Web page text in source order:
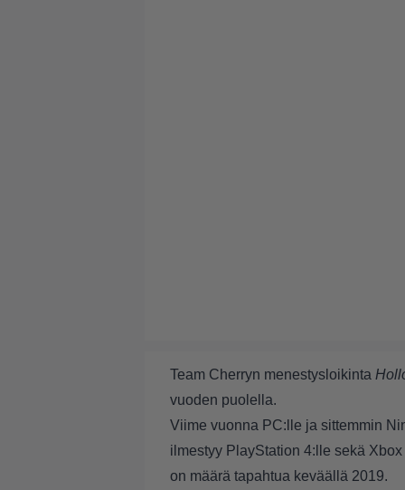
Team Cherryn menestysloikinta
vuoden puolella.
Viime vuonna PC:lle ja sittemmin
ilmestyy PlayStation 4:lle sekä
on määrä tapahtua keväällä 2019.